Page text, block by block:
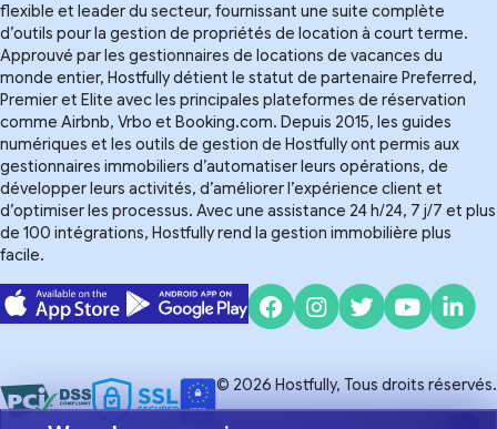
flexible et leader du secteur, fournissant une suite complète
d’outils pour la gestion de propriétés de location à court terme.
Approuvé par les gestionnaires de locations de vacances du
monde entier, Hostfully détient le statut de partenaire Preferred,
Premier et Elite avec les principales plateformes de réservation
comme Airbnb, Vrbo et Booking.com. Depuis 2015, les guides
numériques et les outils de gestion de Hostfully ont permis aux
gestionnaires immobiliers d’automatiser leurs opérations, de
développer leurs activités, d’améliorer l’expérience client et
d’optimiser les processus. Avec une assistance 24 h/24, 7 j/7 et plus
de 100 intégrations, Hostfully rend la gestion immobilière plus
facile.
© 2026 Hostfully, Tous droits réservés.